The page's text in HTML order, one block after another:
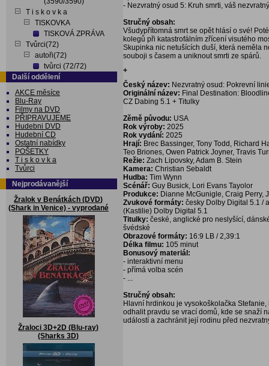
T i s k o v k a
TISKOVKA
TISKOVÁ ZPRÁVA
Tvůrci(72)
autoři(72)
tvůrci (72/72)
Další oddělení
AKCE měsíce
Blu-Ray
Filmy na DVD
PŘIPRAVUJEME
Hudebni DVD
Hudební CD
Ostatní nabídky
POŠETKY
T i s k o v k a
Tvůrci
Nejprodávanější
Žralok v Benátkách (DVD)
(Shark in Venice) - vyprodané
Žraloci 3D+2D (Blu-ray)
(Sharks 3D)
- Nezvratný osud 5: Kruh smrti, váš
Stručný obsah:
Všudypřítomná smrt se opět hlásí o své!
kolegů při katastrofálním zřícení visutého
Skupinka nic netušících duší, která neměla
souboji s časem a uniknout smrti ze spárů.
+
Český název: Nezvratný osud: Pokrevní
Originální název: Final Destination:
CZ Dabing 5.1 + Titulky
Zěmě původu: USA
Rok výroby: 2025
Rok vydání: 2025
Hrají: Brec Bassinger, Tony Todd, Richard
Teo Briones, Owen Patrick Joyner, Travis
Režie: Zach Lipovsky, Adam B. Stein
Kamera: Christian Sebaldt
Hudba: Tim Wynn
Scénář: Guy Busick, Lori Evans Tayolor
Produkce: Dianne McGunigle, Craig Perry,
Zvukové formáty: česky Dolby Digital 5.1 /
(Kastilie) Dolby Digital 5.1
Titulky: české, anglické pro neslyšící,
švédské
Obrazové formáty: 16:9 LB / 2,39:1
Délka filmu: 105 minut
Bonusový materiál:
- interaktivní menu
- přímá volba scén
- ...
Stručný obsah:
Hlavní hrdinkou je vysokoškolačka
odhalit pravdu se vrací domů, kde se snaží
událostí a zachránit její rodinu před